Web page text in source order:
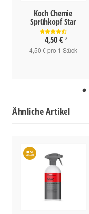
Koch Chemie
Sprühkopf Star
4,50 € *
4,50 € pro 1 Stück
Ähnliche Artikel